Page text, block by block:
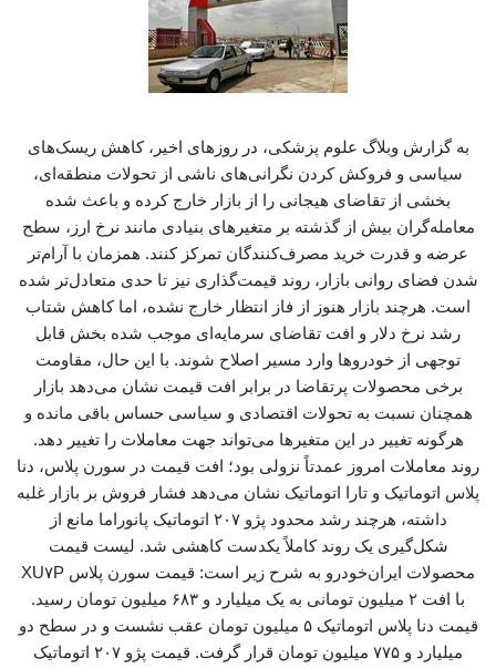
به گزارش وبلاگ علوم پزشکی، در روزهای اخیر، کاهش ریسک‌های
سیاسی و فروکش کردن نگرانی‌های ناشی از تحولات منطقه‌ای،
بخشی از تقاضای هیجانی را از بازار خارج کرده و باعث شده
معامله‌گران بیش از گذشته بر متغیرهای بنیادی مانند نرخ ارز، سطح
عرضه و قدرت خرید مصرف‌کنندگان تمرکز کنند. همزمان با آرام‌تر
شدن فضای روانی بازار، روند قیمت‌گذاری نیز تا حدی متعادل‌تر شده
است. هرچند بازار هنوز از فاز انتظار خارج نشده، اما کاهش شتاب
رشد نرخ دلار و افت تقاضای سرمایه‌ای موجب شده بخش قابل
توجهی از خودروها وارد مسیر اصلاح شوند. با این حال، مقاومت
برخی محصولات پرتقاضا در برابر افت قیمت نشان می‌دهد بازار
همچنان نسبت به تحولات اقتصادی و سیاسی حساس باقی مانده و
هرگونه تغییر در این متغیرها می‌تواند جهت معاملات را تغییر دهد.
روند معاملات امروز عمدتاً نزولی بود؛ افت قیمت در سورن پلاس، دنا
پلاس اتوماتیک و تارا اتوماتیک نشان می‌دهد فشار فروش بر بازار غلبه
داشته، هرچند رشد محدود پژو ۲۰۷ اتوماتیک پانوراما مانع از
شکل‌گیری یک روند کاملاً یکدست کاهشی شد. لیست قیمت
محصولات ایران‌خودرو به شرح زیر است: قیمت سورن پلاس XU۷P
با افت ۲ میلیون تومانی به یک میلیارد و ۶۸۳ میلیون تومان رسید.
قیمت دنا پلاس اتوماتیک ۵ میلیون تومان عقب نشست و در سطح دو
میلیارد و ۷۷۵ میلیون تومان قرار گرفت. قیمت پژو ۲۰۷ اتوماتیک